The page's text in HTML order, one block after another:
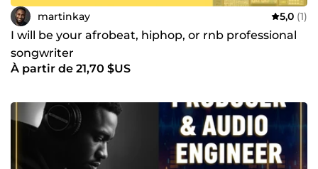
martinkay 5,0 (1)
I will be your afrobeat, hiphop, or rnb professional
songwriter
À partir de 21,70 $US